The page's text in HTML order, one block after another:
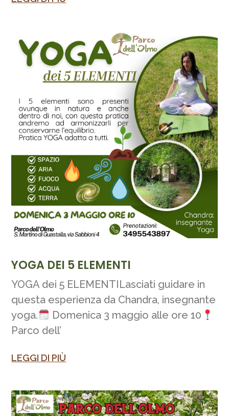
YOGA DEI 5 ELEMENTI
YOGA dei 5 ELEMENTILasciati guidare in
questa esperienza da Chandra, insegnante
yoga.
Domenica 3 maggio alle ore 10
Parco dell’
LEGGI DI PIÙ